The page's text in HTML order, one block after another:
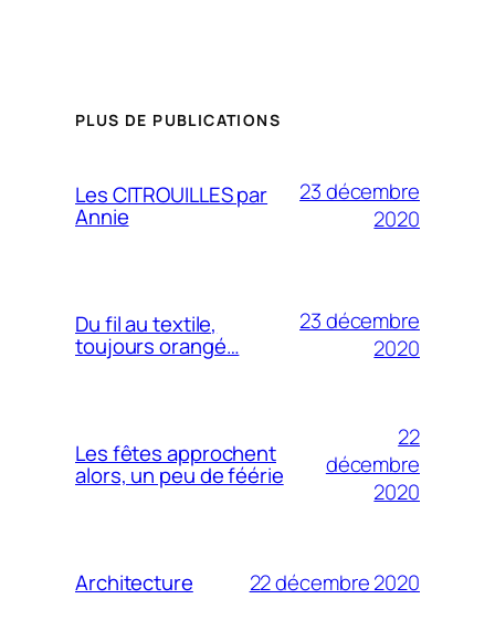
PLUS DE PUBLICATIONS
Les CITROUILLES par
Annie
23 décembre
2020
Du fil au textile,
toujours orangé…
23 décembre
2020
Les fêtes approchent
alors, un peu de féérie
22
décembre
2020
Architecture 22 décembre 2020